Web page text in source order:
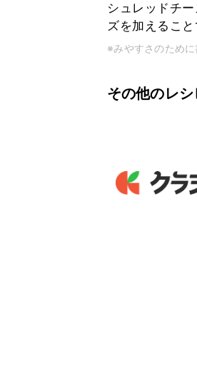
シュレッドチ
ズを加えるこ
※みやすさのために
その他のレ